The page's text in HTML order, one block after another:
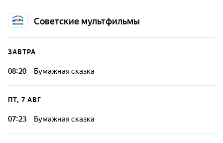
Советские мультфильмы
ЗАВТРА
08:20 Бумажная сказка
ПТ, 7 АВГ
07:23 Бумажная сказка